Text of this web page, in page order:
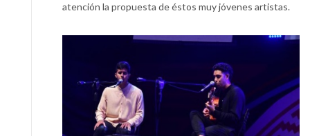
atención la propuesta de éstos muy jóvenes artistas.